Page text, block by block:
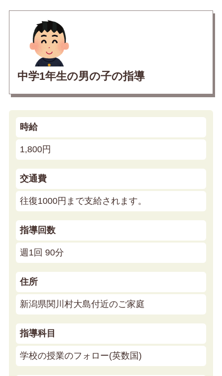
中学1年生の男の子の指導
時給
1,800円
交通費
往復1000円まで支給されます。
指導回数
週1回 90分
住所
新潟県関川村大島付近のご家庭
指導科目
学校の授業のフォロー(英数国)